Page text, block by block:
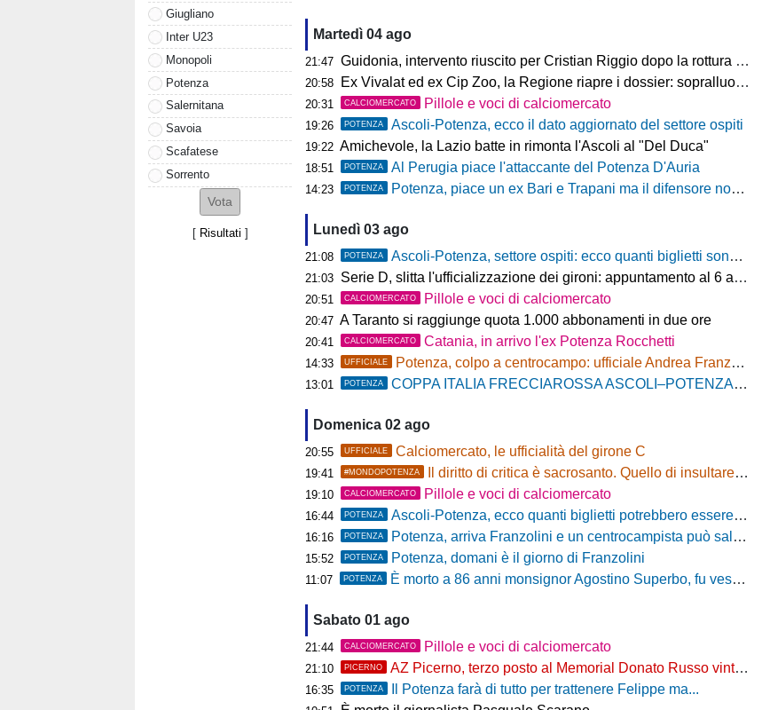
Giugliano
Inter U23
Monopoli
Potenza
Salernitana
Savoia
Scafatese
Sorrento
[ Risultati ]
Martedì 04 ago
21:47 Guidonia, intervento riuscito per Cristian Riggio dopo la rottura del crociato
20:58 Ex Vivalat ed ex Cip Zoo, la Regione riapre i dossier: sopralluogo di Bardi
20:31 CALCIOMERCATO Pillole e voci di calciomercato
19:26 POTENZA Ascoli-Potenza, ecco il dato aggiornato del settore ospiti
19:22 Amichevole, la Lazio batte in rimonta l'Ascoli al "Del Duca"
18:51 POTENZA Al Perugia piace l'attaccante del Potenza D'Auria
14:23 POTENZA Potenza, piace un ex Bari e Trapani ma il difensore non vestirà rossoblù
Lunedì 03 ago
21:08 POTENZA Ascoli-Potenza, settore ospiti: ecco quanti biglietti sono stati venduti finora
21:03 Serie D, slitta l'ufficializzazione dei gironi: appuntamento al 6 agosto
20:51 CALCIOMERCATO Pillole e voci di calciomercato
20:47 A Taranto si raggiunge quota 1.000 abbonamenti in due ore
20:41 CALCIOMERCATO Catania, in arrivo l'ex Potenza Rocchetti
14:33 UFFICIALE Potenza, colpo a centrocampo: ufficiale Andrea Franzolini, firma fino al 2028
13:01 POTENZA COPPA ITALIA FRECCIAROSSA ASCOLI–POTENZA: BIGLIETTI SETTORE OSPITI IN VENDITA
Domenica 02 ago
20:55 UFFICIALE Calciomercato, le ufficialità del girone C
19:41 #MONDOPOTENZA Il diritto di critica è sacrosanto. Quello di insultare, no!
19:10 CALCIOMERCATO Pillole e voci di calciomercato
16:44 POTENZA Ascoli-Potenza, ecco quanti biglietti potrebbero essere disponibili per il settore ospiti
16:16 POTENZA Potenza, arriva Franzolini e un centrocampista può salutare
15:52 POTENZA Potenza, domani è il giorno di Franzolini
11:07 POTENZA È morto a 86 anni monsignor Agostino Superbo, fu vescovo di Potenza
Sabato 01 ago
21:44 CALCIOMERCATO Pillole e voci di calciomercato
21:10 PICERNO AZ Picerno, terzo posto al Memorial Donato Russo vinto dal Crotone
16:35 POTENZA Il Potenza farà di tutto per trattenere Felippe ma...